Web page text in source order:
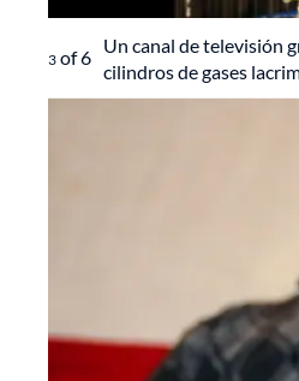
3 of6
Un canal de televisión
cilindros de gases